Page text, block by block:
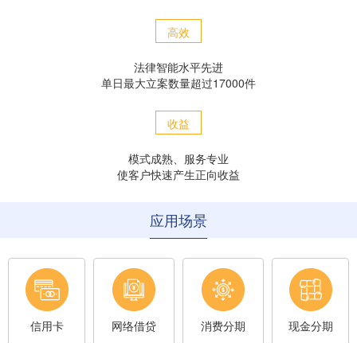
高效
法律智能水平先进
单日最大立案数量超过17000件
收益
模式成熟、服务专业
使客户快速产生正向收益
应用场景
信用卡 网络借贷 消费分期 现金分期